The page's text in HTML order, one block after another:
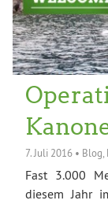
7. Juli 2016 • Blog
Fast 3.000
diesem Jahr